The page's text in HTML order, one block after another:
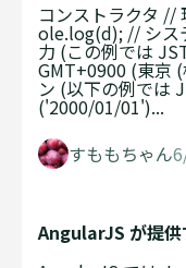
コンストラクタ //
ole.log(d); // シス
力 (この例では
GMT+0900 (東京
ン (以下の例では
('2000/01/01')...
すももちゃん
AngularJS が提供